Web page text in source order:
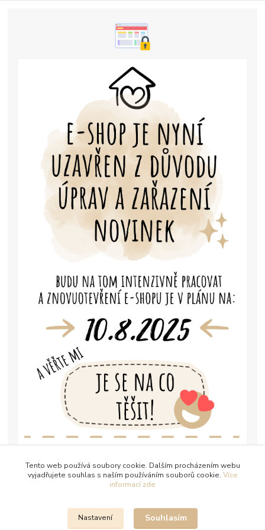
Tento web používá soubory cookie. Dalším procházením webu
vyjadřujete souhlas s naším používáním souborů cookie. Více
informací zde
Nastavení Souhlasím